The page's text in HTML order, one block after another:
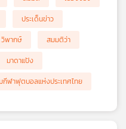
ประเด็นข่าว
วิพากษ์
สมมติว่า
มาดาแป้ง
กีฬาฟุตบอลแห่งประเทศไทย